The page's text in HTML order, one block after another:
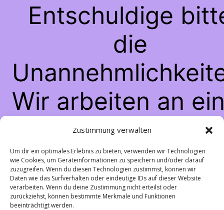
Zustimmung verwalten
Um dir ein optimales Erlebnis zu bieten, verwenden wir Technologien
wie Cookies, um Geräteinformationen zu speichern und/oder darauf
zuzugreifen. Wenn du diesen Technologien zustimmst, können wir
Daten wie das Surfverhalten oder eindeutige IDs auf dieser Website
verarbeiten. Wenn du deine Zustimmung nicht erteilst oder
zurückziehst, können bestimmte Merkmale und Funktionen
beeinträchtigt werden.
Entschuldige
die
Wir arbeiten an
großartigen
schau bald
vorbei!